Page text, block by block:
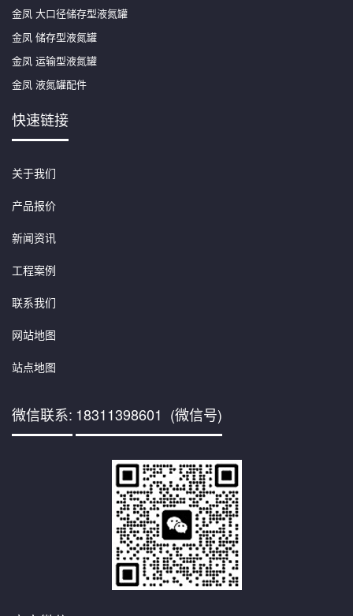
金凤 大口径储存型液氮罐
金凤 储存型液氮罐
金凤 运输型液氮罐
金凤 液氮罐配件
快速链接
关于我们
产品报价
新闻资讯
工程案例
联系我们
网站地图
站点地图
微信联系: 18311398601 (微信号)